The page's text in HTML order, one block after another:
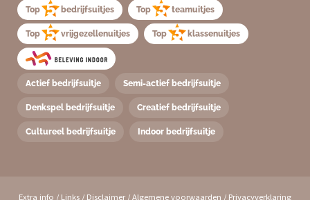
Top bedrijfsuitjes Top teamuitjes
Top vrijgezellenuitjes Top klassenuitjes
Actief bedrijfsuitje Semi-actief bedrijfsuitje
Denkspel bedrijfsuitje Creatief bedrijfsuitje
Cultureel bedrijfsuitje Indoor bedrijfsuitje
Extra info / Links / Disclaimer / Algemene voorwaarden / Privacyverklaring